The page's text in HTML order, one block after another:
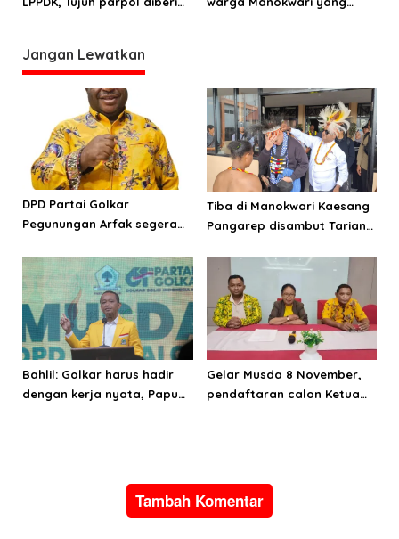
Jangan Lewatkan
DPD Partai Golkar
Pegunungan Arfak segera
Tiba di Manokwari Kaesang
Pangarep disambut Tarian
Bahlil: Golkar harus hadir
dengan kerja nyata, Papua
Gelar Musda 8 November,
pendaftaran calon Ketua
Tambah Komentar